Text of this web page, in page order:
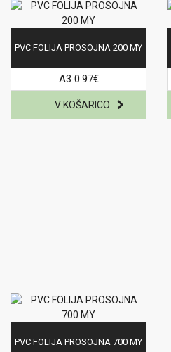
PVC FOLIJA PROSOJNA 200 MY
A3 0.97€
PVC FOLIJA PROSOJNA 700 MY